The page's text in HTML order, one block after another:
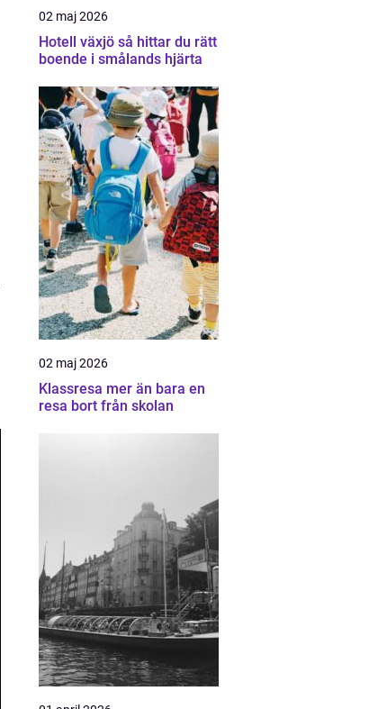
02 maj 2026
Hotell växjö så hittar du rätt
boende i smålands hjärta
02 maj 2026
Klassresa mer än bara en
resa bort från skolan